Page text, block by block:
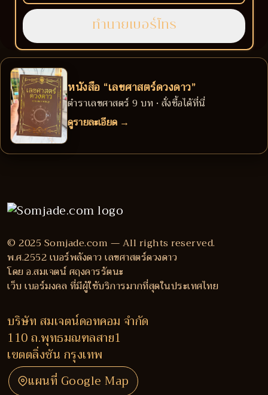
หนังสือ “เลขศาสตร์ดวงดาว”
ตำราเลขศาสตร์ 9 บท • สั่งซื้อได้ที่นี่
ดูรายละเอียด →
© 2025 Somjade.com — All rights reserved.
พ.ศ.2552 เบอร์พลังดาว เลขศาสตร์ดวงดาว
โดย อ.สมเจตน์ ศฤงคารรัตนะ
เว็บ เบอร์มงคล ที่มีผู้ใช้บริการมากที่สุดในประเทศไทย
บริษัท สมเจตน์ดอทคอม จำกัด
110 ถ.พุทธมณฑลสาย1
เขตตลิ่งชัน กรุงเทพ
แผนที่ Google Map